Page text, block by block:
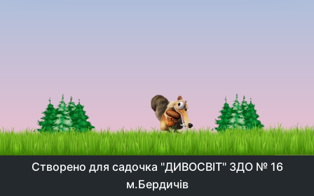
Створено для садочка "ДИВОСВІТ" ЗДО № 16
м.Бердичів